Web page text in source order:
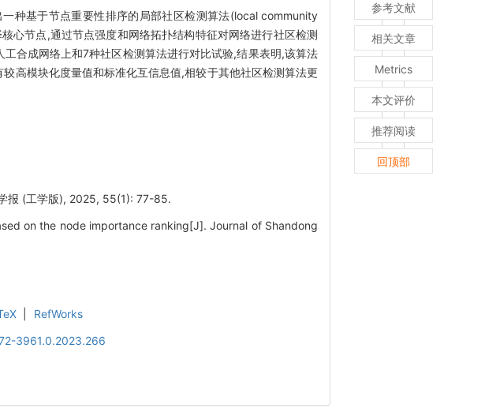
种基于节点重要性排序的局部社区检测算法(local community
节点,通过节点强度和网络拓扑结构特征对网络进行社区检测
合成网络上和7种社区检测算法进行对比试验,结果表明,该算法
高模块化度量值和标准化互信息值,相较于其他社区检测算法更
报 (工学版), 2025, 55(1): 77-85.
on the node importance ranking[J]. Journal of Shandong
RefWorks
3961.0.2023.266
参考文献
相关文章
Metrics
本文评价
推荐阅读
回顶部